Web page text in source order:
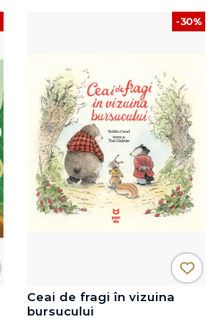
-30%
Ceai de fragi în vizuina
bursucului